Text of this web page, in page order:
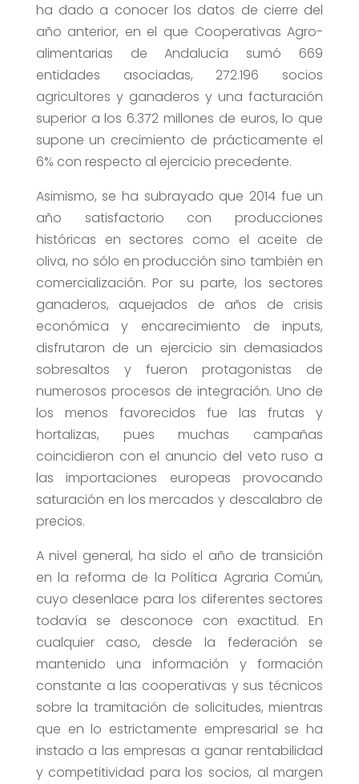
ha dado a conocer los datos de cierre del
año anterior, en el que Cooperativas Agro-
alimentarias de Andalucía sumó 669
entidades asociadas, 272.196 socios
agricultores y ganaderos y una facturación
superior a los 6.372 millones de euros, lo que
supone un crecimiento de prácticamente el
6% con respecto al ejercicio precedente.
Asimismo, se ha subrayado que 2014 fue un
año satisfactorio con producciones
históricas en sectores como el aceite de
oliva, no sólo en producción sino también en
comercialización. Por su parte, los sectores
ganaderos, aquejados de años de crisis
económica y encarecimiento de inputs,
disfrutaron de un ejercicio sin demasiados
sobresaltos y fueron protagonistas de
numerosos procesos de integración. Uno de
los menos favorecidos fue las frutas y
hortalizas, pues muchas campañas
coincidieron con el anuncio del veto ruso a
las importaciones europeas provocando
saturación en los mercados y descalabro de
precios.
A nivel general, ha sido el año de transición
en la reforma de la Política Agraria Común,
cuyo desenlace para los diferentes sectores
todavía se desconoce con exactitud. En
cualquier caso, desde la federación se
mantenido una información y formación
constante a las cooperativas y sus técnicos
sobre la tramitación de solicitudes, mientras
que en lo estrictamente empresarial se ha
instado a las empresas a ganar rentabilidad
y competitividad para los socios, al margen